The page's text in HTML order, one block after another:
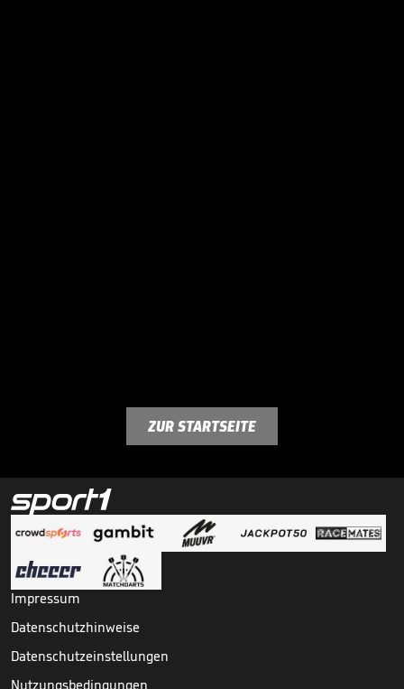
ZUR STARTSEITE
Impressum
Datenschutzhinweise
Datenschutzeinstellungen
Nutzungsbedingungen